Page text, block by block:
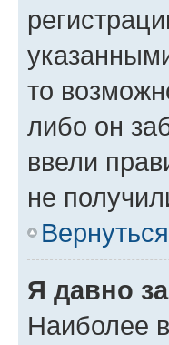
то
либо он
ввели
не
Я давно
Наиболее